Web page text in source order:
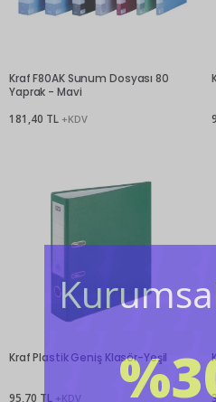
Kraf F80AK Sunum Dosyası 80
Yaprak - Mavi
181,40 TL +KDV
Kraf Plastik Geniş Klasör-Yeşil
95,70 TL +KDV